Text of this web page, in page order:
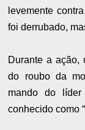
levemente
foi derrubado,
Durante a ação,
do roubo da
mando do
conhecido como